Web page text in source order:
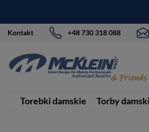
Kontakt +48 730 318 088
Torebki damskie Torby